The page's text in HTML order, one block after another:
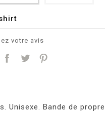
votre avis
Unisexe. Bande de